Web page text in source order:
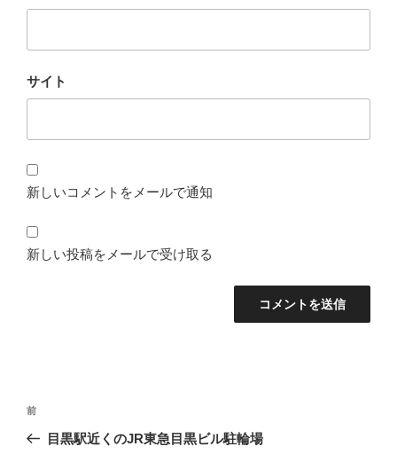
サイト
新しいコメントをメールで通知
新しい投稿をメールで受け取る
投
前
の
前
目黒駅近くのJR東急目黒ビル駐輪場